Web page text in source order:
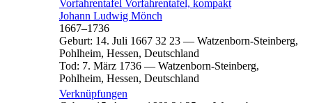
Vorfahrentafel Vorfahrentafel, kompakt
Johann Ludwig Mönch
1667–1736
Geburt: 14. Juli 1667 32 23 — Watzenborn-Steinberg,
Pohlheim, Hessen, Deutschland
Tod: 7. März 1736 — Watzenborn-Steinberg,
Pohlheim, Hessen, Deutschland
Verknüpfungen